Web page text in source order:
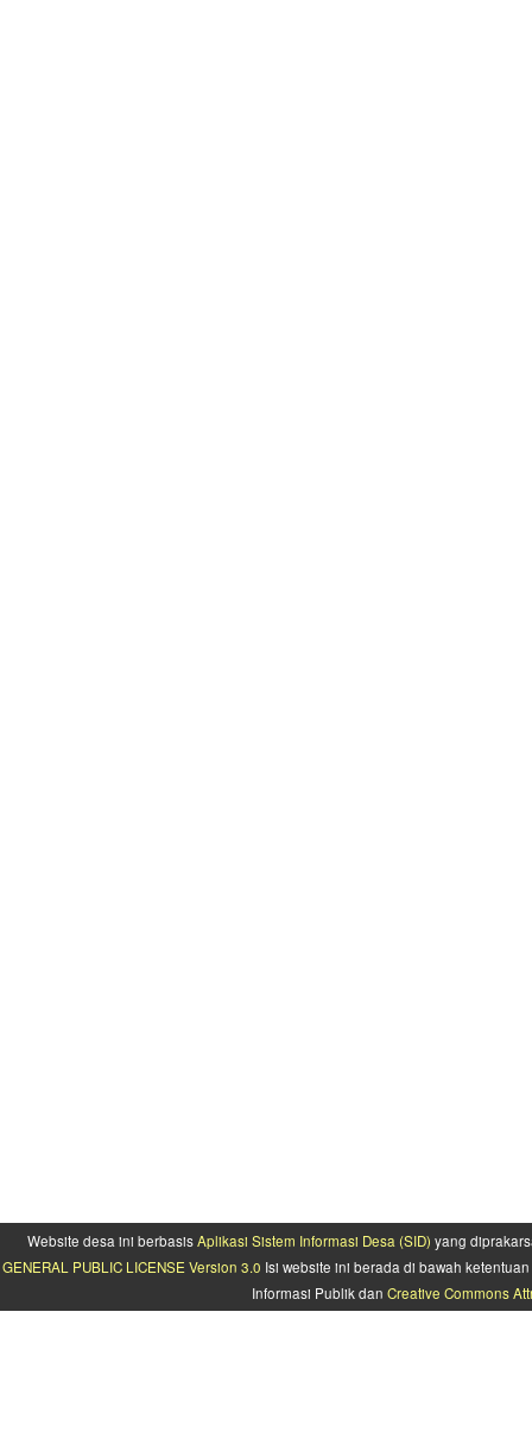
Website desa ini berbasisAplikasi Sistem Informasi Desa (SID) yang
GENERAL PUBLIC LICENSE Version 3.0 Isi website ini berada di bawah
Informasi Publik dan Creative Commons